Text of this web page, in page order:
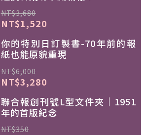
NT$3,680
NT$1,520
你的特別日訂製書-70年前的報
紙也能原貌重現
NT$6,000
NT$3,280
聯合報創刊號L型文件夾｜1951
年的首版紀念
NT$350